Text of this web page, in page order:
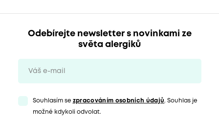
Odebírejte newsletter s novinkami ze
světa alergiků
Souhlasím se zpracováním osobních údajů. Souhlas je
možné kdykoli odvolat.